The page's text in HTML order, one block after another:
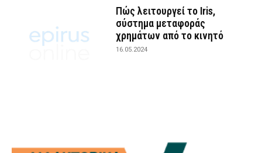
Πώς λειτουργεί το Iris,
σύστημα μεταφοράς
χρημάτων από το κινητό
16.05.2024